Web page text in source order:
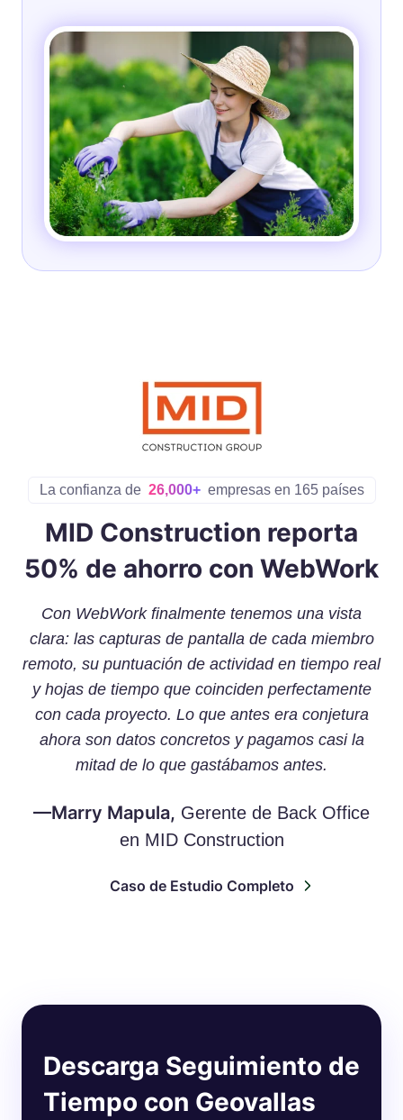
La confianza de 26,000+empresas en 165 países
MID Construction reporta
50% de ahorro con WebWork
Con WebWork finalmente tenemos una vista
clara: las capturas de pantalla de cada miembro
remoto, su puntuación de actividad en tiempo real
y hojas de tiempo que coinciden perfectamente
con cada proyecto. Lo que antes era conjetura
ahora son datos concretos y pagamos casi la
mitad de lo que gastábamos antes.
—Marry Mapula, Gerente de Back Office
en MID Construction
Caso de Estudio Completo
Descarga Seguimiento de
Tiempo con Geovallas